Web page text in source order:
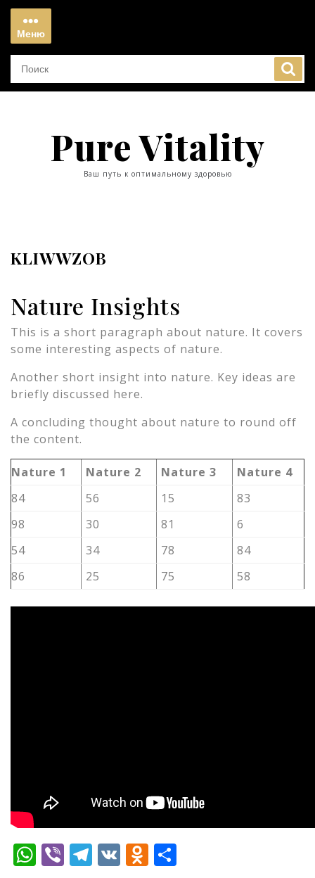
Перейти
содержимому
Меню
Меню
Pure Vitality
Ваш путь к оптимальному здоровью
KLIWWZOB
Nature Insights
This is a short paragraph about nature. It covers
some interesting aspects of nature.
Another short insight into nature. Key ideas are
briefly discussed here.
A concluding thought about nature to round off
the content.
Nature 1 Nature 2 Nature 3
Nature 4
84
56 15
83
98
30 81
6
54
34 78
84
86
25 75 58
WhatsApp
ViberTelegram
VKOdnoklassniki